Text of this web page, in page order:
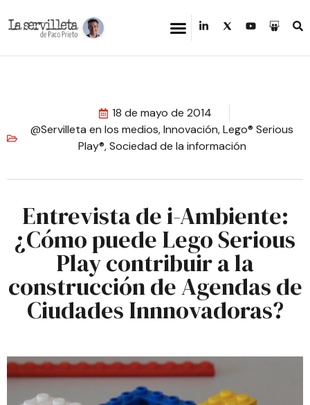
18 de mayo de 2014
@Servilleta en los medios,Innovación,Lego® Serious
Play®,Sociedad de la información
Entrevista de i-Ambiente:
¿Cómo puede Lego Serious
Play contribuir a la
construcción de Agendas de
Ciudades Innnovadoras?